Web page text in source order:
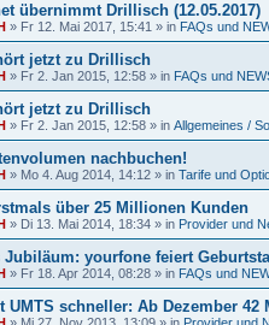
übernimmt Drillisch (12.05.2017)
» Fr 12. Mai 2017, 15:41 » in FAQs und
jetzt zu Drillisch
» Fr 2. Jan 2015, 12:58 » in FAQs und
jetzt zu Drillisch
» Fr 2. Jan 2015, 12:58 » in Allgemeines /
nachbuchen!
» Mo 4. Aug 2014, 14:12 » in Tarife und
über 25 Millionen Kunden
» Di 13. Mai 2014, 18:34 » in Provider und
yourfone feiert
» Fr 18. Apr 2014, 08:28 » in FAQs und
UMTS schneller: Ab Dezember 42